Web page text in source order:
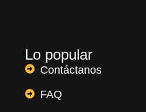
Lo popular
Contáctanos
FAQ